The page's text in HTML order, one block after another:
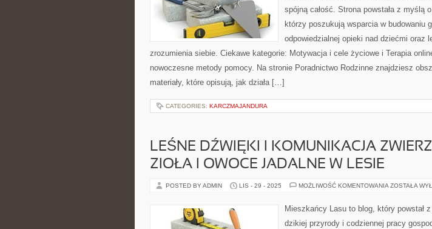
spójną całość. Strona powstała z myślą
którzy poszukują wsparcia w budowaniu
odpowiedzialnej opieki nad dziećmi oraz
zrozumienia siebie. Ciekawe kategorie: Motywacja i cele życiowe i Terapia
nowoczesne metody pomocy. Na stronie Poradnictwo Rodzinne znajdziesz
materiały, które opisują, jak działa […]
CATEGORIES: KARCZMAJANDURA
LEŚNE DŹWIĘKI I KOMUNIKACJA
ZIOŁA I OWOCE JADALNE W LESIE
POSTED BY ADMIN LIS - 29 - 2025 MOŻLIWOŚĆ KOMENTOWANIA LEŚNE
KOMUNIKACJA
ZWIERZĄT
ZIOŁA
ZOSTAŁA
Mieszkańcy Lasu to blog, który powstał z
dzikiej przyrody i codziennej pracy